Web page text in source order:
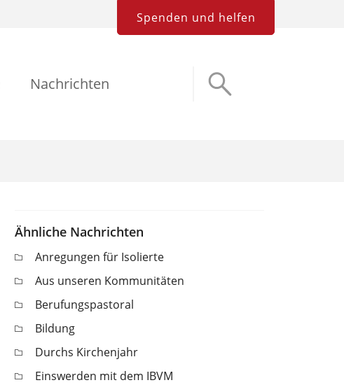
Spenden und helfen
Nachrichten
Ähnliche Nachrichten
Anregungen für Isolierte
Aus unseren Kommunitäten
Berufungspastoral
Bildung
Durchs Kirchenjahr
Einswerden mit dem IBVM